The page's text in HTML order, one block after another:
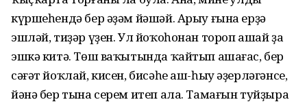
күршеһендә бер әҙәм йәшәй. Арыу ғына ерҙә
эшләй, тиҙәр үҙен. Ул йоҡоһонан тороп ашай ҙа
эшкә китә. Төш ваҡы­тында ҡайтып ашағас, бер
сәғәт йоҡлай, кисен, бисәһе аш-һыу әҙерлә­гәнсе,
йәнә бер тына серем итеп ала. Тамағын туйҙыра